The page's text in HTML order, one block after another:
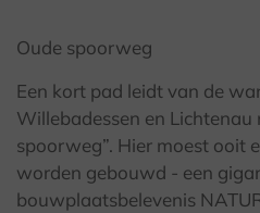
©
Oude spoorweg
Een kort pad leidt van de
Willebadessen en Lichtenau
spoorweg”. Hier moest ooit
worden gebouwd - een
bouwplaatsbelevenis